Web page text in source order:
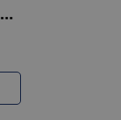
Penālis ar vienu nodalījumu, bez priekšmetiem, BLACK CAT